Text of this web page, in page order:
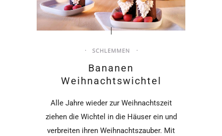
SCHLEMMEN
Bananen
Weihnachtswichtel
Alle Jahre wieder zur Weihnachtszeit
ziehen die Wichtel in die Häuser ein und
verbreiten ihren Weihnachtszauber. Mit